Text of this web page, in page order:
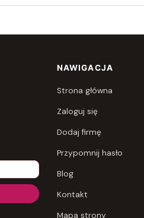
NAWIGACJA
Strona główna
Zaloguj się
Dodaj firmę
Przypomnij hasło
Blog
Kontakt
Mapa strony